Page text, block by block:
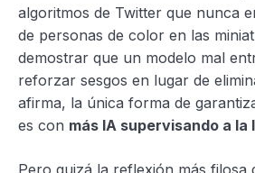
algoritmos de Twitter que nunca
de personas de color en las
demostrar que un modelo mal
reforzar sesgos en lugar de
afirma, la única forma de
es con más IA supervisando a la
Pero quizá la reflexión más filosa